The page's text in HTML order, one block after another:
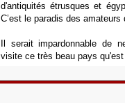
d'antiquités étrusques et
C’est le paradis des amateurs
Il serait impardonnable de
visite ce très beau pays